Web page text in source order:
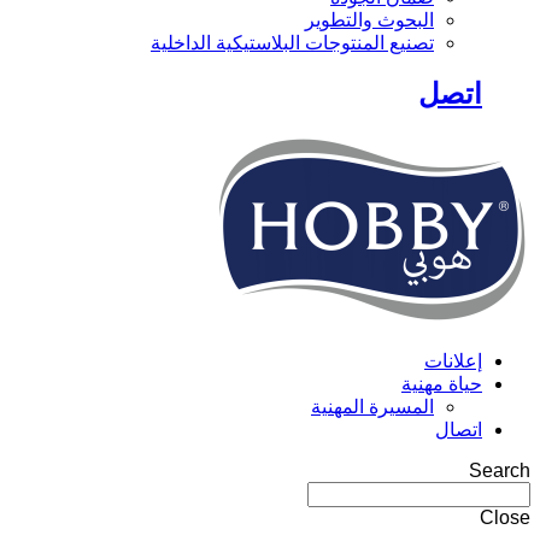
البحوث والتطوير
تصنيع المنتوجات البلاستيكية الداخلية
اتصل
إعلانات
حياة مهنية
المسيرة المهنية
اتصال
Search
Close